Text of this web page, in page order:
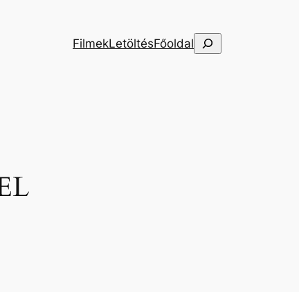
FilmekLetöltésFőoldal Keresés